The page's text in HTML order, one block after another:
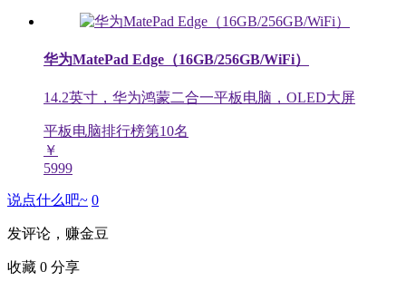
华为MatePad Edge（16GB/256GB/WiFi）
14.2英寸，华为鸿蒙二合一平板电脑，OLED大屏
平板电脑排行榜第10名
￥
5999
说点什么吧~ 0
发评论，赚金豆
收藏 0 分享